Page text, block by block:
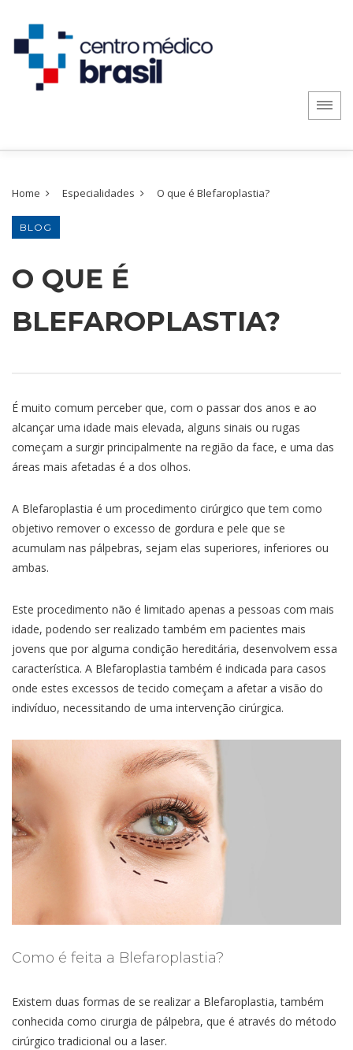
Home Especialidades O que é Blefaroplastia?
BLOG
O QUE É
BLEFAROPLASTIA?
É muito comum perceber que, com o passar dos anos e ao
alcançar uma idade mais elevada, alguns sinais ou rugas
começam a surgir principalmente na região da face, e uma das
áreas mais afetadas é a dos olhos.
A Blefaroplastia é um procedimento cirúrgico que tem como
objetivo remover o excesso de gordura e pele que se
acumulam nas pálpebras, sejam elas superiores, inferiores ou
ambas.
Este procedimento não é limitado apenas a pessoas com mais
idade, podendo ser realizado também em pacientes mais
jovens que por alguma condição hereditária, desenvolvem essa
característica. A Blefaroplastia também é indicada para casos
onde estes excessos de tecido começam a afetar a visão do
indivíduo, necessitando de uma intervenção cirúrgica.
Como é feita a Blefaroplastia?
Existem duas formas de se realizar a Blefaroplastia, também
conhecida como cirurgia de pálpebra, que é através do método
cirúrgico tradicional ou a laser.